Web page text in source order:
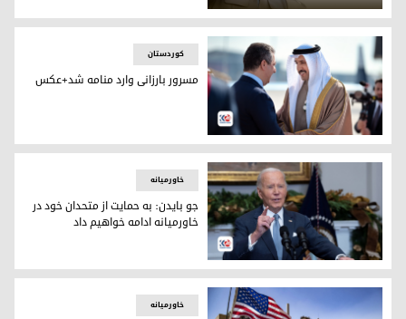
پرزیدنت مسعود بارزانی
مسرور بارزانی وارد منامه شد+عکس
کوردستان
مسرور بارزانی وارد منامه شد+عکس
جو بایدن، رئیس جمهوری آمریکا
خاورمیانه
جو بایدن: به حمایت از متحدان خود در
خاورمیانه ادامه خواهیم داد
خاورمیانه